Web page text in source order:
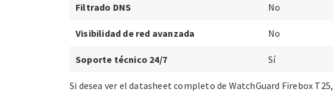
Filtrado DNS No
Visibilidad de red avanzada No
Soporte técnico 24/7 Sí
Si desea ver el datasheet completo de WatchGuard Firebox T25,